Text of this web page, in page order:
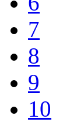
7
8
9
10